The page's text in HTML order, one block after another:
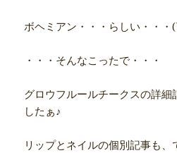
ボヘミアン・・・らしい・・・
・・・そんなこったで・・・
グロウフルールチークスの詳細
したぁ♪
リップとネイルの個別記事も、